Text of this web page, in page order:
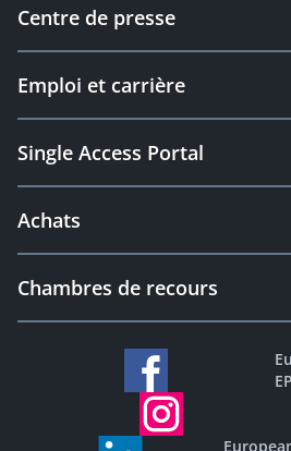
Centre de presse
Emploi et carrière
Single Access Portal
Achats
Chambres de recours